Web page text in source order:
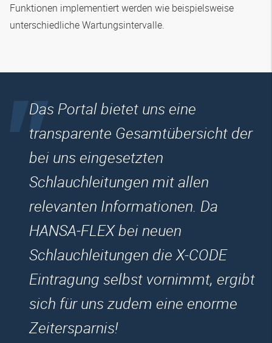
Funktionen implementiert werden wie beispielsweise
unterschiedliche Wartungsintervalle.
Das Portal bietet uns eine
transparente Gesamtübersicht der
bei uns eingesetzten
Schlauchleitungen mit allen
relevanten Informationen. Da
HANSA‑FLEXbei neuen
Schlauchleitungen die X-CODE
Eintragung selbst vornimmt, ergibt
sich für uns zudem eine enorme
Zeitersparnis!